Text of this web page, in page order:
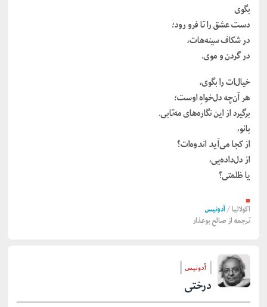
بگوی
دست عشق را تا فرو رود؛
در شکاف سینه‌هات،
در گردن و موی.
خیال‌ات را بگوی،
هر آن‌چه دل‌خواهِ اوست؛
برگیرد از این نگاره‌های مه‌تابی.
بانو،
از کجا می‌آید اندوه‌ات؟
از د‌ل‌داده‌یی،
یا ظلمتی؟
■
اکولالیا/آدونیس
ترجمه ازصالح بوعذار
آدونیس
درختی